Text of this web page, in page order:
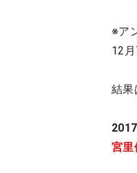
※ア
12
結果
宮里